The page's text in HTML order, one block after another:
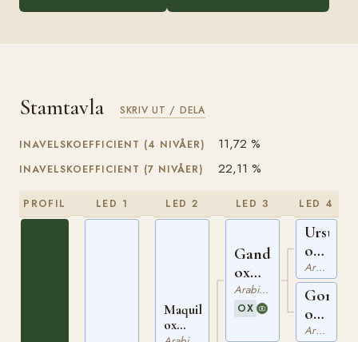
Stamtavla SKRIV UT / DELA
INAVELSKOEFFICIENT (4 NIVÅER) 11,72 %
INAVELSKOEFFICIENT (7 NIVÅER) 22,11 %
PROFIL LED 1 LED 2
Maquillo
ox
LED 3
Gandhy
ox
SSB
1166
Arabiskt Fullblod
OX
LED 4
Ursus
ox
PASB
206
Arabiskt Fullblod
Gomara
ox
SSB
Arabiskt Fullblod